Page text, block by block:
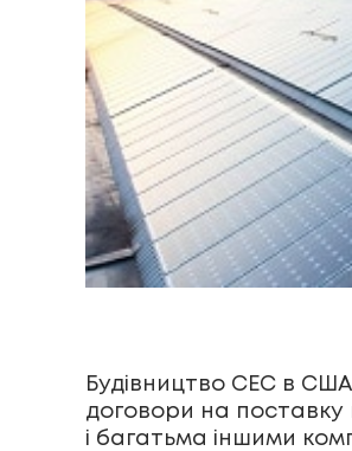
Будівництво СЕС в США
договори на поставку
і багатьма іншими